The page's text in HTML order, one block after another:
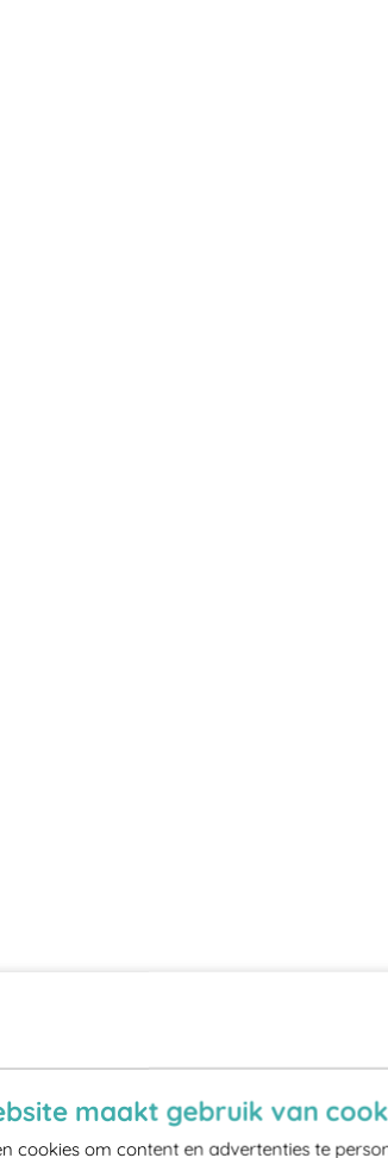
maakt gebruik van
cookies om content en advertenties te